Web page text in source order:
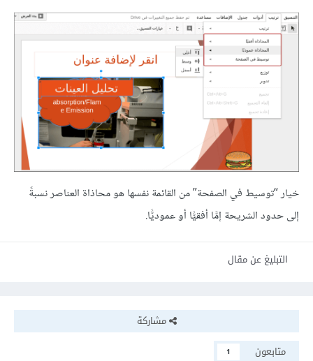
خيار “توسيط في الصفحة” من القائمة نفسها هو محاذاة العناصر نسبةً
إلى حدود الشريحة إمَّا أفقيًّا أو عموديًّا.
التبليغ عن مقال
مشاركة
متابعون
1